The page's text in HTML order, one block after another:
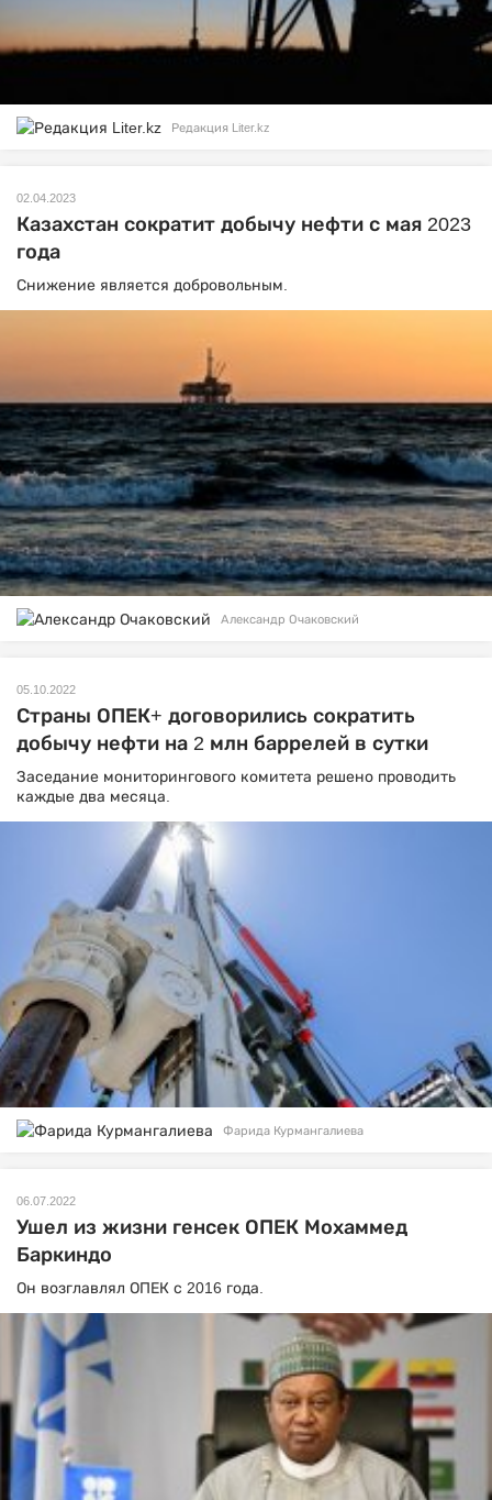
Редакция Liter.kz
02.04.2023
Казахстан сократит добычу нефти с мая 2023
года
Снижение является добровольным.
Александр Очаковский
05.10.2022
Страны ОПЕК+ договорились сократить
добычу нефти на 2 млн баррелей в сутки
Заседание мониторингового комитета решено проводить
каждые два месяца.
Фарида Курмангалиева
06.07.2022
Ушел из жизни генсек ОПЕК Мохаммед
Баркиндо
Он возглавлял ОПЕК с 2016 года.